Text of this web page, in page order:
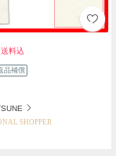
送料込
品補償
SHOPPER